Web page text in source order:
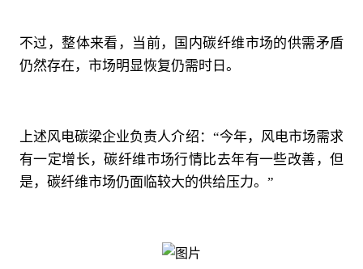
不过，整体来看，当前，国内碳纤维市场的供需矛盾
仍然存在，市场明显恢复仍需时日。
上述风电碳梁企业负责人介绍：“今年，风电市场需求
有一定增长，碳纤维市场行情比去年有一些改善，但
是，碳纤维市场仍面临较大的供给压力。”